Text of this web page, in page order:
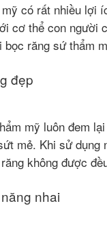
có rất nhiều lợi
cơ thể con người
bọc răng sứ thẩm
đẹp
mỹ luôn đem lại
mẻ. Khi sử dụng
không được
nhai